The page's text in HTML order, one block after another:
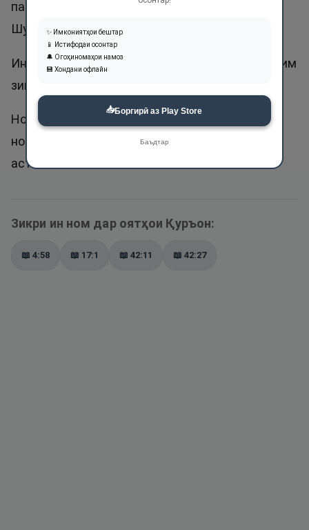
пас бидонед, ки Ӯ шуморо мебинад, ҳар оина Ӯ
Шунаво ва Бино аст.
Ин ном тақрибан дар 40 мавзеъи Қуръони карим
зикр шудааст.
Номи Абдулбасир барои писарҳо аз ҷумлаи
номҳои нек аст. Агар Басир ном гузорад, ҷоиз
аст.
Зикри ин ном дар оятҳои Қуръон:
📖 4:58 📖 17:1 📖 42:11 📖 42:27
✨ Имкониятҳои бештар
📱 Истифодаи осонтар
🔔 Огоҳиномаҳои намоз
💾 Хондани офлайн
📥Боргирӣ аз Play Store
Баъдтар